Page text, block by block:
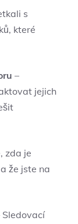
s
které
–
jejich
zda je
že jste na
Sledovací